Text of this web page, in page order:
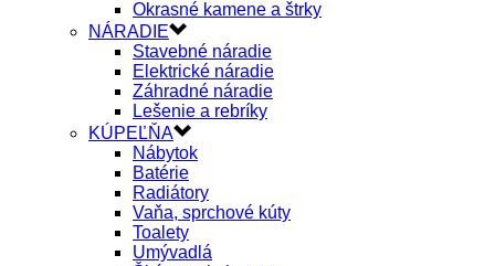
Okrasné kamene a štrky
NÁRADIE
Stavebné náradie
Elektrické náradie
Záhradné náradie
Lešenie a rebríky
KÚPEĽŇA
Nábytok
Batérie
Radiátory
Vaňa, sprchové kúty
Toalety
Umývadlá